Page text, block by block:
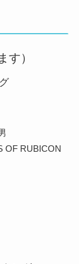
す）
OF RUBICON